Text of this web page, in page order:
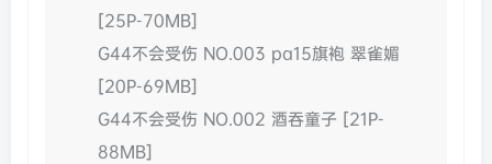
[25P-70MB]
G44不会受伤 NO.003 pa15旗袍 翠雀媚
[20P-69MB]
G44不会受伤 NO.002 酒吞童子 [21P-
88MB]